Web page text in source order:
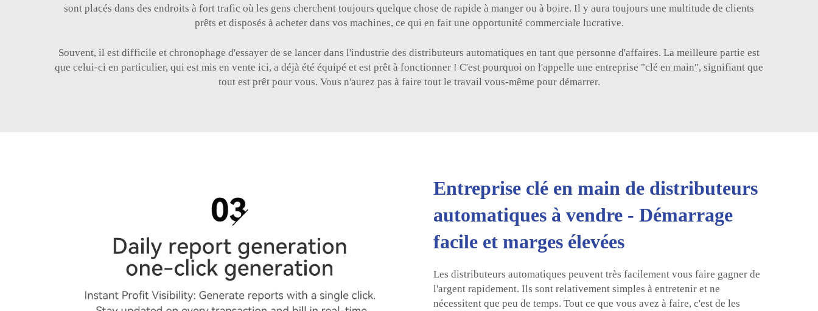
sont placés dans des endroits à fort trafic où les gens cherchent toujours quelque chose de rapide à manger ou à boire. Il y aura toujours une multitude de clients
prêts et disposés à acheter dans vos machines, ce qui en fait une opportunité commerciale lucrative.
Souvent, il est difficile et chronophage d'essayer de se lancer dans l'industrie des distributeurs automatiques en tant que personne d'affaires. La meilleure partie est
que celui-ci en particulier, qui est mis en vente ici, a déjà été équipé et est prêt à fonctionner ! C'est pourquoi on l'appelle une entreprise "clé en main", signifiant que
tout est prêt pour vous. Vous n'aurez pas à faire tout le travail vous-même pour démarrer.
Entreprise clé en main de distributeurs
automatiques à vendre - Démarrage
facile et marges élevées
Les distributeurs automatiques peuvent très facilement vous faire gagner de
l'argent rapidement. Ils sont relativement simples à entretenir et ne
nécessitent que peu de temps. Tout ce que vous avez à faire, c'est de les